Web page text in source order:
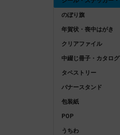
のぼり旗
年賀状・喪中はがき
クリアファイル
中綴じ冊子・カタログ
タペストリー
バナースタンド
包装紙
POP
うちわ